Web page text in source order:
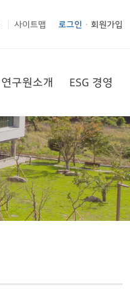
사이트맵 로그인 회원가입
연구원소개 ESG 경영